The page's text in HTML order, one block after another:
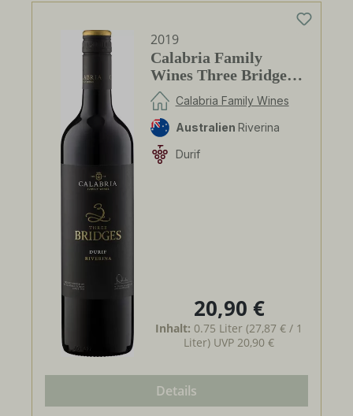
2019
Calabria Family
Wines Three Bridges
DurifCalabria Family Wines
Australien Riverina
Durif
Regulärer Preis:
20,90 €
Inhalt: 0.75 Liter(27,87 € / 1
Liter) UVP20,90 €
Details